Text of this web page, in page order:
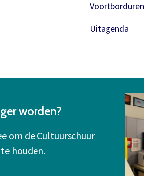
Voortborduren
Uitagenda
worden?
om de Cultuurschuur
houden.